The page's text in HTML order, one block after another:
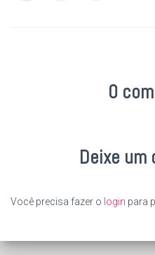
0
Deixe
Você precisa fazer o login para